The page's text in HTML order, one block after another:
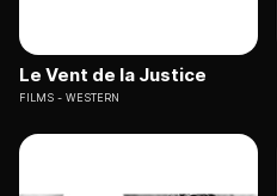
Le Vent de la Justice
FILMS WESTERN